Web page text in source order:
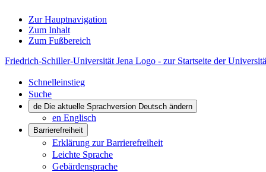
Zur Hauptnavigation
Zum Inhalt
Zum Fußbereich
Friedrich-Schiller-Universität Jena Logo - zur Startseite der
Schnelleinstieg
Suche
de Die aktuelle Sprachversion Deutsch ändern
en Englisch
Barrierefreiheit
Erklärung zur Barrierefreiheit
Leichte Sprache
Gebärdensprache